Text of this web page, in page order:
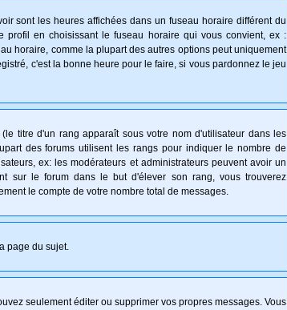
sont les heures affichées dans un fuseau horaire différent du
profil en choisissant le fuseau horaire qui vous convient, ex :
horaire, comme la plupart des autres options peut uniquement
c'est la bonne heure pour le faire, si vous pardonnez le jeu
titre d'un rang apparaît sous votre nom d'utilisateur dans les
des forums utilisent les rangs pour indiquer le nombre de
ex: les modérateurs et administrateurs peuvent avoir un
sur le forum dans le but d'élever son rang, vous trouverez
le compte de votre nombre total de messages.
page du sujet.
seulement éditer ou supprimer vos propres messages. Vous